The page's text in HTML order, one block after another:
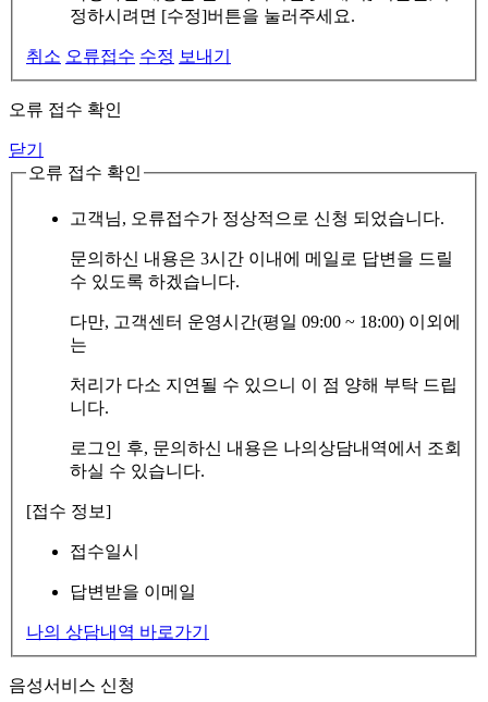
정하시려면 [수정]버튼을 눌러주세요.
취소 오류접수 수정 보내기
오류 접수 확인
닫기
오류 접수 확인
고객님, 오류접수가 정상적으로 신청 되었습니다.
문의하신 내용은 3시간 이내에 메일로 답변을 드릴
수 있도록 하겠습니다.
다만, 고객센터 운영시간(평일 09:00 ~ 18:00) 이외에
는
처리가 다소 지연될 수 있으니 이 점 양해 부탁 드립
니다.
로그인 후, 문의하신 내용은 나의상담내역에서 조회
하실 수 있습니다.
[접수 정보]
접수일시
답변받을 이메일
나의 상담내역 바로가기
음성서비스 신청